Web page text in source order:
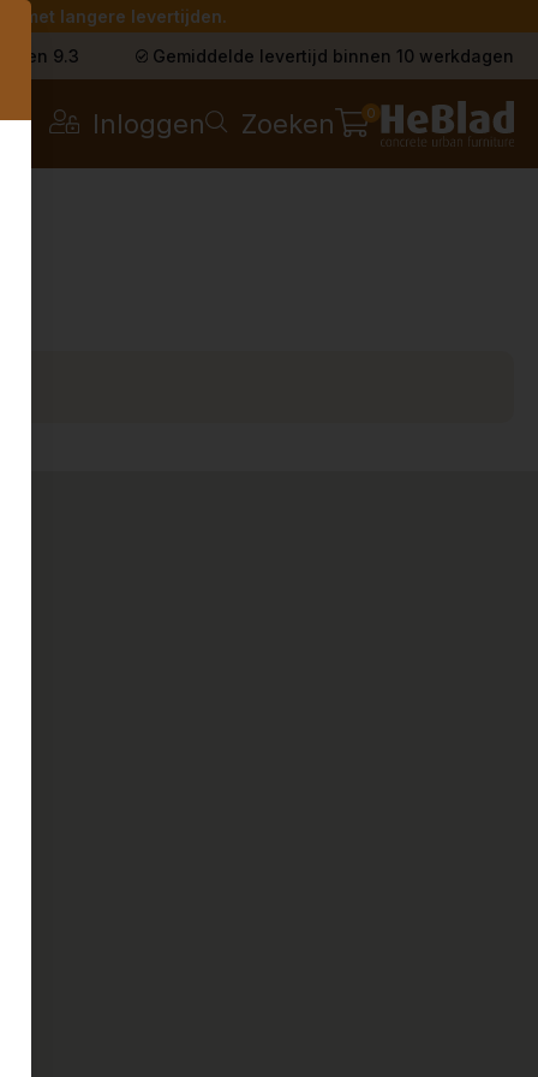
met langere levertijden.
een 9.3 Gemiddelde levertijd binnen 10 werkdagen
Inloggen Zoeken 0